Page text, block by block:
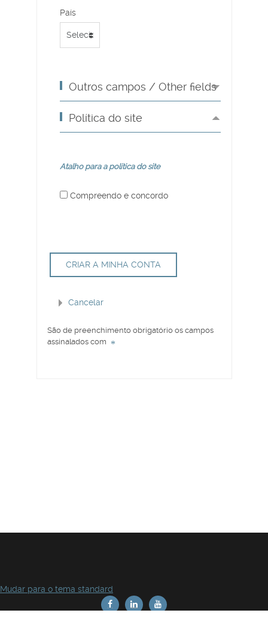
País
Outros campos / Other fields
Política do site
Atalho para a política do site
Compreendo e concordo
São de preenchimento obrigatório os campos
assinalados com
Mudar para o tema standard